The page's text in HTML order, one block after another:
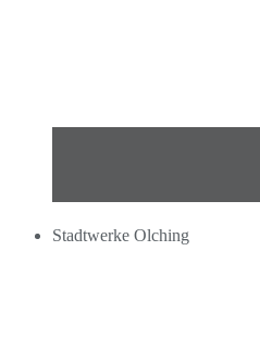
Stadtwerke Olching